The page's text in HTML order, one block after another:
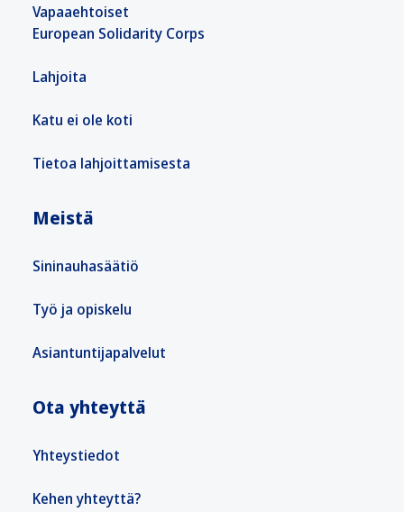
Vapaaehtoiset
European Solidarity Corps
Lahjoita
Katu ei ole koti
Tietoa lahjoittamisesta
Meistä
Sininauhasäätiö
Työ ja opiskelu
Asiantuntijapalvelut
Ota yhteyttä
Yhteystiedot
Kehen yhteyttä?